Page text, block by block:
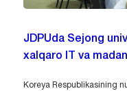
JDPUda Sejong
xalqaro IT va
Koreya Respublikasining